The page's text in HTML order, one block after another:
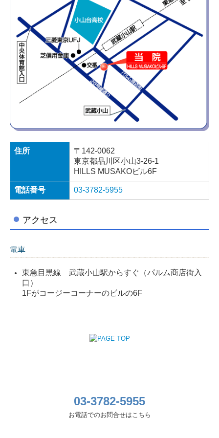
住所
〒142-0062
東京都品川区小山3-26-1
HILLS MUSAKOビル6F
電話番号 03-3782-5955
アクセス
電車
東急目黒線 武蔵小山駅からすぐ（パルム商店街入
口）
1Fがコージーコーナーのビルの6F
03-3782-5955
お電話でのお問合せはこちら